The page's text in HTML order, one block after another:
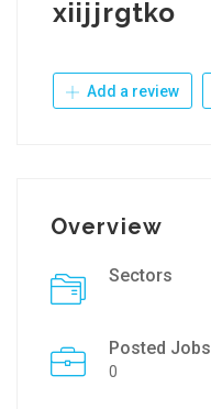
xiijjrgtko
Add a review
Overview
Sectors
Posted Jobs
0